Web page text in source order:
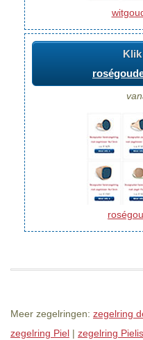
Meer zegelringen: zegelring
zegelring Piel | zegelring Pielis